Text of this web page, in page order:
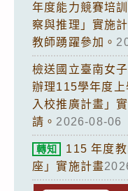
年度能力競賽培
察與推理」實施
教師踴躍參加。
檢送國立臺南女
辦理115學年度
入校推廣計畫」
請。 2026-08-06
轉知
115 年度
座」實施計畫